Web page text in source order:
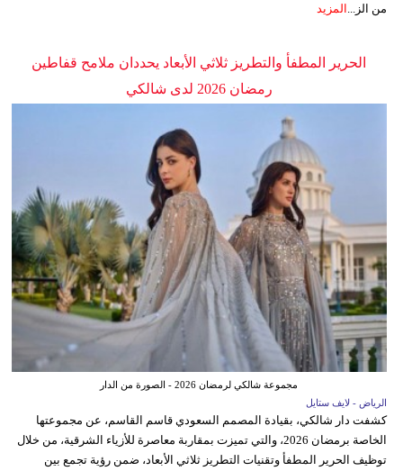
من الز...
المزيد
الحرير المطفأ والتطريز ثلاثي الأبعاد يحددان ملامح قفاطين
رمضان 2026 لدى شالكي
مجموعة شالكي لرمضان 2026 - الصورة من الدار
الرياض - لايف ستايل
كشفت دار شالكي، بقيادة المصمم السعودي قاسم القاسم، عن مجموعتها
الخاصة برمضان 2026، والتي تميزت بمقاربة معاصرة للأزياء الشرقية، من خلال
توظيف الحرير المطفأ وتقنيات التطريز ثلاثي الأبعاد، ضمن رؤية تجمع بين